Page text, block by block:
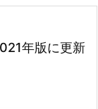
年版に更新